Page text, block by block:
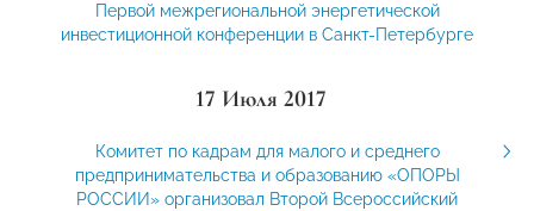
Первой межрегиональной энергетической
инвестиционной конференции в Санкт-Петербурге
17 Июля 2017
Комитет по кадрам для малого и среднего
предпринимательства и образованию «ОПОРЫ
РОССИИ» организовал Второй Всероссийский